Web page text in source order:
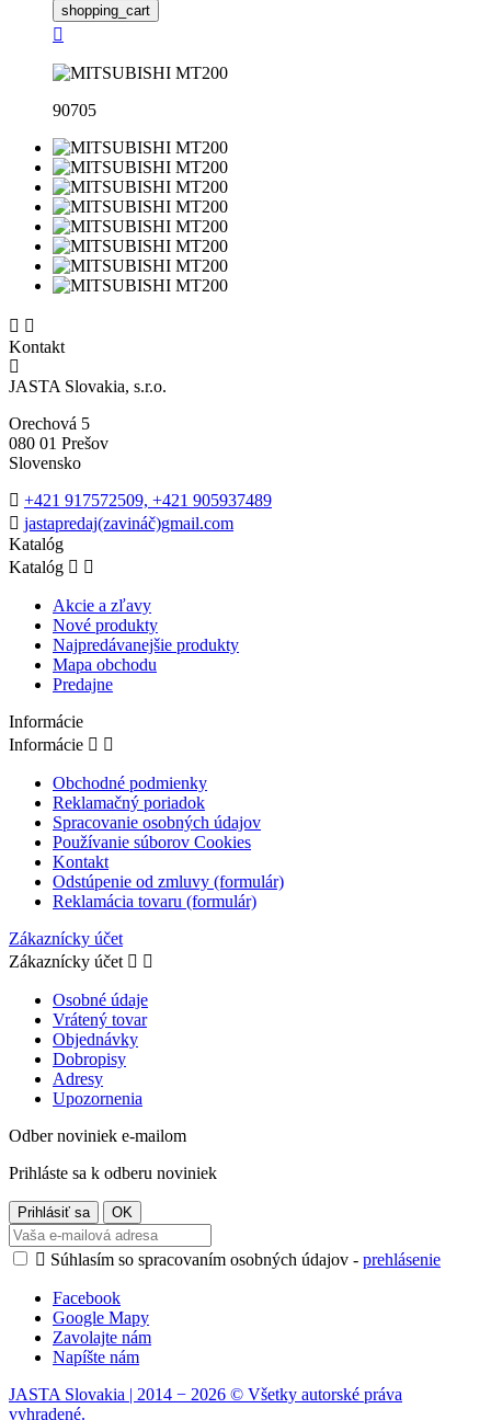
shopping_cart

90705
 
Kontakt
JASTA Slovakia, s.r.o.
Orechová 5
080 01 Prešov
Slovensko
+421 917572509, +421 905937489
jastapredaj(zavináč)gmail.com
Katalóg
Katalóg  
Akcie a zľavy
Nové produkty
Najpredávanejšie produkty
Mapa obchodu
Predajne
Informácie
Informácie  
Obchodné podmienky
Reklamačný poriadok
Spracovanie osobných údajov
Používanie súborov Cookies
Kontakt
Odstúpenie od zmluvy (formulár)
Reklamácia tovaru (formulár)
Zákaznícky účet
Zákaznícky účet  
Osobné údaje
Vrátený tovar
Objednávky
Dobropisy
Adresy
Upozornenia
Odber noviniek e-mailom
Prihláste sa k odberu noviniek
 Súhlasím so spracovaním osobných údajov - prehlásenie
Facebook
Google Mapy
Zavolajte nám
Napíšte nám
JASTA Slovakia | 2014 − 2026 © Všetky autorské práva
vyhradené.